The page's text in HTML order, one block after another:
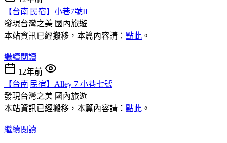
【台南|民宿】小巷7號II
發現台灣之美 國內旅遊
本站資訊已經搬移，本篇內容請： 點此 。
繼續閱讀
12年前
【台南|民宿】Alley 7 小巷七號
發現台灣之美 國內旅遊
本站資訊已經搬移，本篇內容請： 點此 。
繼續閱讀